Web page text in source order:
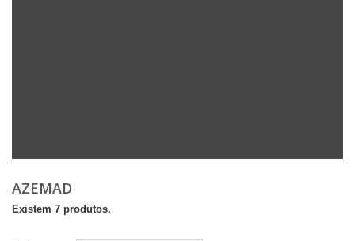
AZEMAD
Existem 7 produtos.